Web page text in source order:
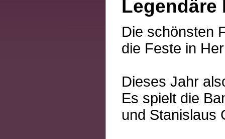
Legendäre
Die schönsten
die Feste in
Dieses Jahr
Es spielt die
und Stanislaus